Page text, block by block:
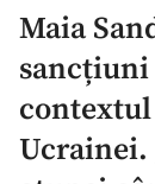
Maia
Ucrainei.